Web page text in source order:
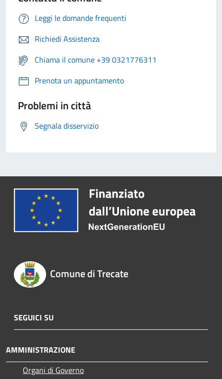
Leggi le domande frequenti
Richiedi Assistenza
Chiama il comune +39 0321776311
Prenota un appuntamento
Problemi in città
Segnala disservizio
Comune di Trecate
SEGUICI SU
AMMINISTRAZIONE
Organi di Governo